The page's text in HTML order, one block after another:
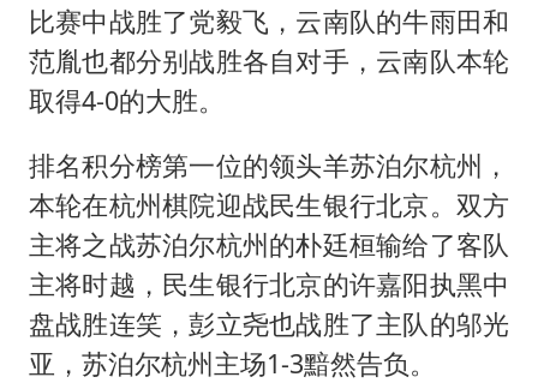
比赛中战胜了党毅飞，云南队的牛雨田和
范胤也都分别战胜各自对手，云南队本轮
取得4-0的大胜。
排名积分榜第一位的领头羊苏泊尔杭州，
本轮在杭州棋院迎战民生银行北京。双方
主将之战苏泊尔杭州的朴廷桓输给了客队
主将时越，民生银行北京的许嘉阳执黑中
盘战胜连笑，彭立尧也战胜了主队的邬光
亚，苏泊尔杭州主场1-3黯然告负。